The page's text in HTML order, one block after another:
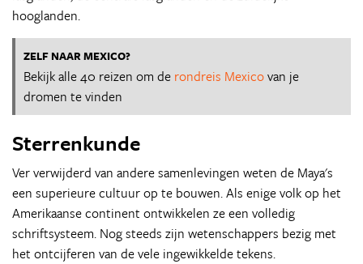
hooglanden.
ZELF NAAR MEXICO?
Bekijk alle 40 reizen om de rondreis Mexicovan je
dromen te vinden
Sterrenkunde
Ver verwijderd van andere samenlevingen weten de Maya's
een superieure cultuur op te bouwen. Als enige volk op het
Amerikaanse continent ontwikkelen ze een volledig
schriftsysteem. Nog steeds zijn wetenschappers bezig met
het ontcijferen van de vele ingewikkelde tekens.